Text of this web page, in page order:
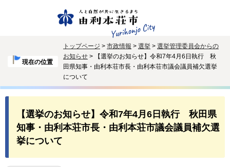
現在の位置
トップページ > 市政情報 > 選挙 > 選挙管理委員会からの
お知らせ > 【選挙のお知らせ】令和7年4月6日執行 秋
田県知事・由利本荘市長・由利本荘市議会議員補欠選挙
について
【選挙のお知らせ】令和7年4月6日執行 秋田県
知事・由利本荘市長・由利本荘市議会議員補欠選
挙について